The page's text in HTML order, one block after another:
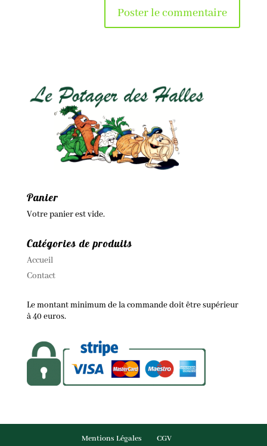
Panier
Votre panier est vide.
Catégories de produits
Accueil
Contact
Le montant minimum de la commande doit être supérieur
à 40 euros.
Mentions Légales CGV